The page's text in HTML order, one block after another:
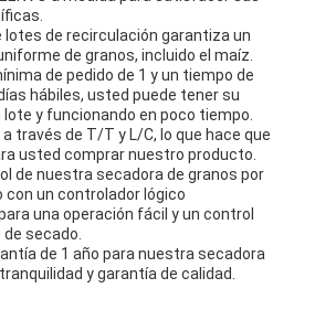
lotes de recirculación garantiza un
de granos, incluido el maíz.
de pedido de 1 y un tiempo de
hábiles, usted puede tener su
y funcionando en poco tiempo.
través de T/T y L/C, lo que hace que
usted comprar nuestro producto.
de nuestra secadora de granos por
con un controlador lógico
una operación fácil y un control
secado.
de 1 año para nuestra secadora
y garantía de calidad.